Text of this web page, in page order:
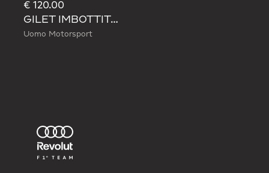
€ 120.00
GILET IMBOTTITO AUDI REVOLUT F1 TEAM MECHANICS
Uomo Motorsport